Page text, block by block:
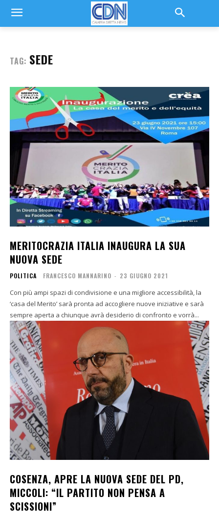
TAG: SEDE
MERITOCRAZIA ITALIA INAUGURA LA SUA
NUOVA SEDE
POLITICA FRANCESCO MANNARINO - 23 GIUGNO 2021
Con più ampi spazi di condivisione e una migliore accessibilità, la
‘casa del Merito’ sarà pronta ad accogliere nuove iniziative e sarà
sempre aperta a chiunque avrà desiderio di confronto e vorrà...
COSENZA, APRE LA NUOVA SEDE DEL PD,
MICCOLI: “IL PARTITO NON PENSA A
SCISSIONI”